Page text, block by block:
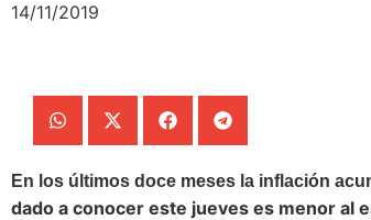
14/11/2019
En los últimos doce meses la inflación
dado a conocer este jueves es menor al